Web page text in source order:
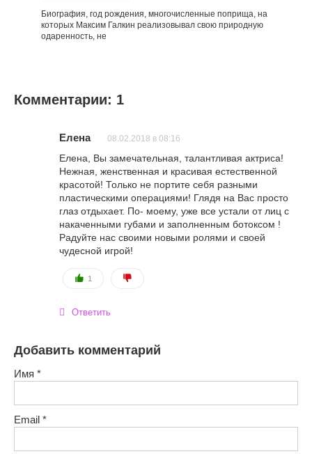
Биография, год рождения, многочисленные поприща, на
которых Максим Галкин реализовывал свою природную
одаренность, не
Комментарии: 1
Елена 08.02.2018 в 08:16
Елена, Вы замечательная, талантливая актриса!
Нежная, женственная и красивая естественной
красотой! Только не портите себя разными
пластическими операциями! Глядя на Вас просто
глаз отдыхает. По- моему, уже все устали от лиц с
накаченными губами и заполненным ботоксом !
Радуйте нас своими новыми ролями и своей
чудесной игрой!
1
Ответить
Добавить комментарий
Имя *
Email *